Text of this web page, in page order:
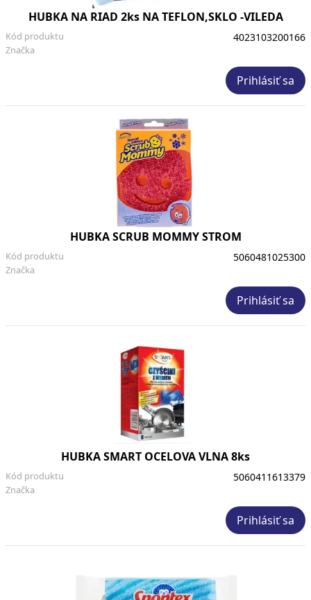
HUBKA NA RIAD 2ks NA TEFLON,SKLO -VILEDA
Značka
Kód produktu 4023103200166
Prihlásiť sa
HUBKA SCRUB MOMMY STROM
Značka
Kód produktu 5060481025300
Prihlásiť sa
HUBKA SMART OCELOVA VLNA 8ks
Značka
Kód produktu 5060411613379
Prihlásiť sa